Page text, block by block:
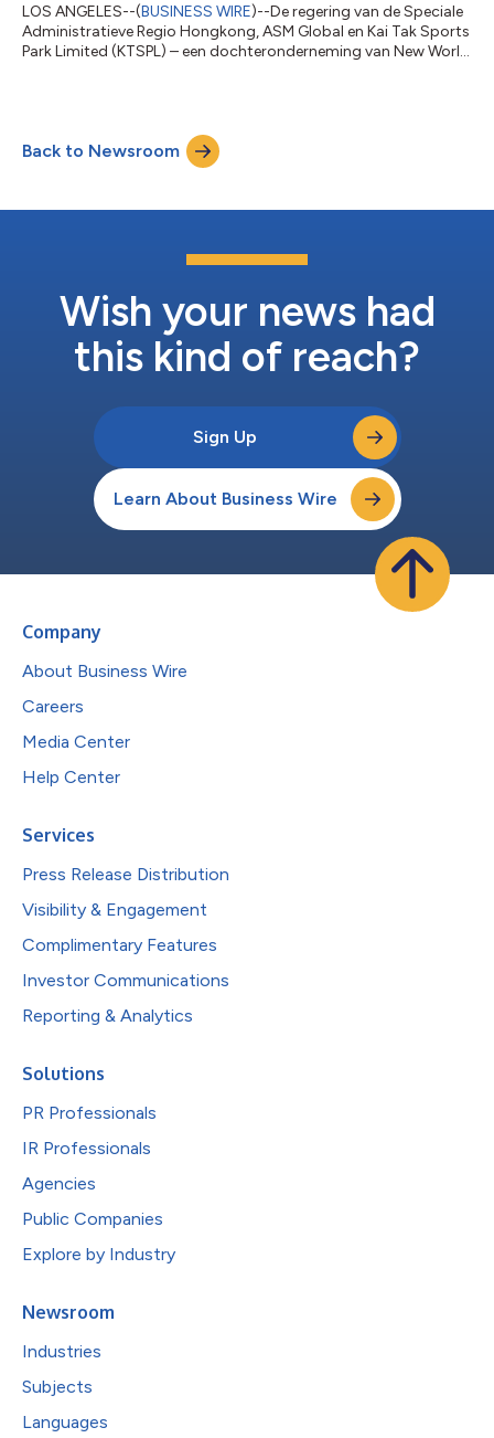
LOS ANGELES--(BUSINESS WIRE)--De regering van de Speciale
Administratieve Regio Hongkong, ASM Global en Kai Tak Sports
Park Limited (KTSPL) – een dochteronderneming van New World
jaar lang recordproject van $ 4 miljard dat het beste sport-,
recreatie- en entertainmentcomplex op aarde creëert. ASM
Global, als hoofdexploitant, is al m...
Back to Newsroom
Wish your news had
this kind of reach?
Sign Up
Learn About Business Wire
Company
About Business Wire
Careers
Media Center
Help Center
Services
Press Release Distribution
Visibility & Engagement
Complimentary Features
Investor Communications
Reporting & Analytics
Solutions
PR Professionals
IR Professionals
Agencies
Public Companies
Explore by Industry
Newsroom
Industries
Subjects
Languages